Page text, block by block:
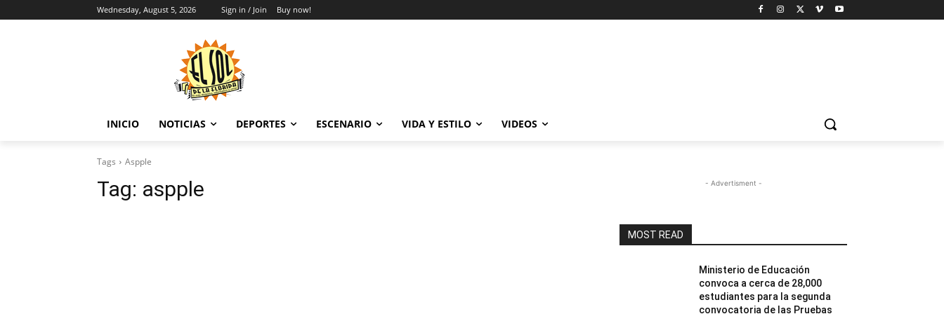
Wednesday, August 5, 2026 Sign in / Join Buy now!
INICIO NOTICIAS DEPORTES ESCENARIO VIDA Y ESTILO VIDEOS
Tags Aspple
Tag: aspple - Advertisment -
MOST READ
Ministerio de Educación
convoca a cerca de 28,000
estudiantes para la segunda
convocatoria de las Pruebas